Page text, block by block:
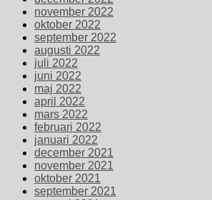
november 2022
oktober 2022
september 2022
augusti 2022
juli 2022
juni 2022
maj 2022
april 2022
mars 2022
februari 2022
januari 2022
december 2021
november 2021
oktober 2021
september 2021